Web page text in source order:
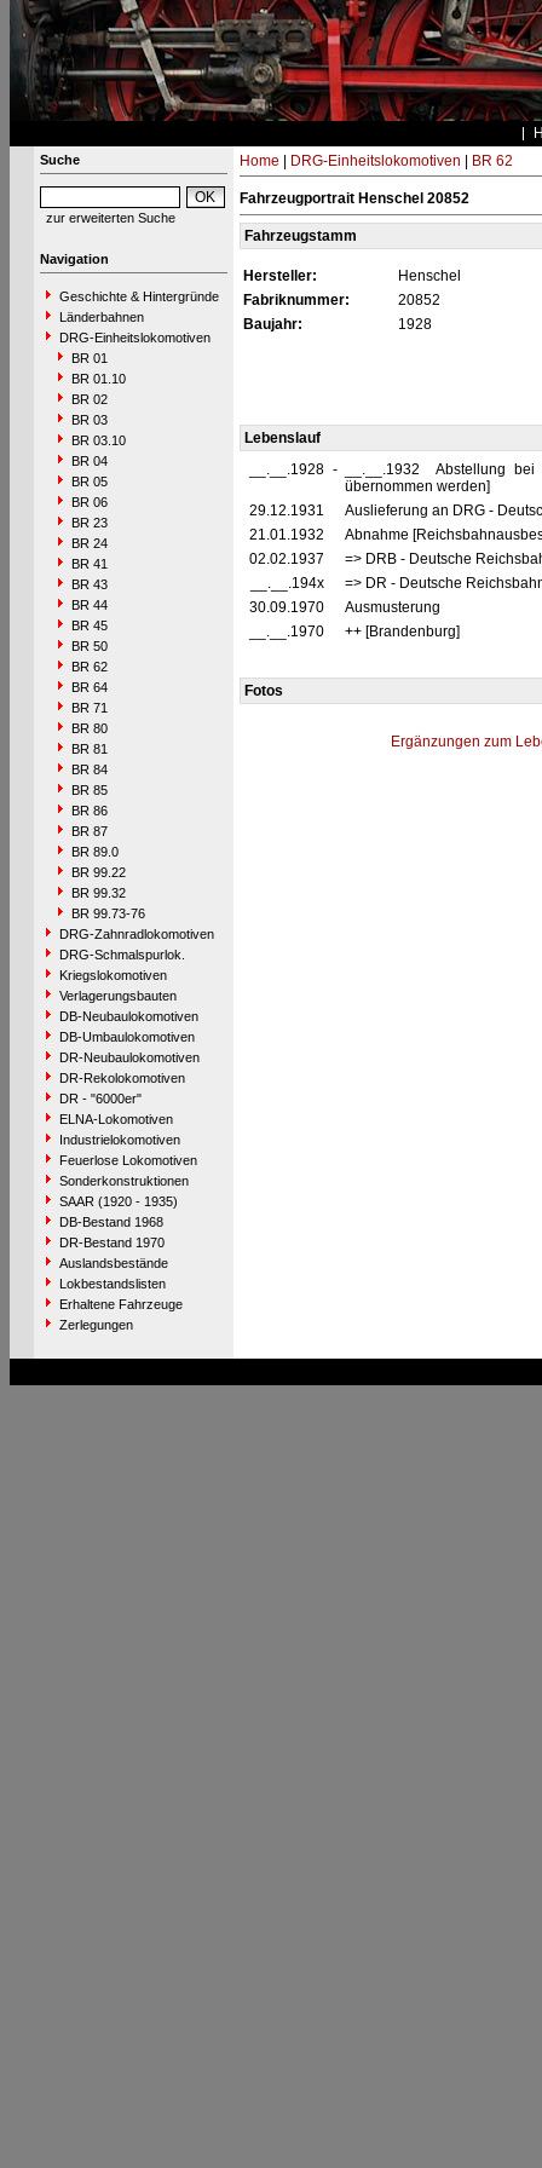
Suche
zur erweiterten Suche
Navigation
Geschichte & Hintergründe
Länderbahnen
DRG-Einheitslokomotiven
BR 01
BR 01.10
BR 02
BR 03
BR 03.10
BR 04
BR 05
BR 06
BR 23
BR 24
BR 41
BR 43
BR 44
BR 45
BR 50
BR 62
BR 64
BR 71
BR 80
BR 81
BR 84
BR 85
BR 86
BR 87
BR 89.0
BR 99.22
BR 99.32
BR 99.73-76
DRG-Zahnradlokomotiven
DRG-Schmalspurlok.
Kriegslokomotiven
Verlagerungsbauten
DB-Neubaulokomotiven
DB-Umbaulokomotiven
DR-Neubaulokomotiven
DR-Rekolokomotiven
DR - "6000er"
ELNA-Lokomotiven
Industrielokomotiven
Feuerlose Lokomotiven
Sonderkonstruktionen
SAAR (1920 - 1935)
DB-Bestand 1968
DR-Bestand 1970
Auslandsbestände
Lokbestandslisten
Erhaltene Fahrzeuge
Zerlegungen
Home DRG-Einheitslokomotiven BR 62
Fahrzeugportrait Henschel 20852
Fahrzeugstamm
Hersteller:
Henschel
Fabriknummer:
20852
Baujahr:
1928
Lebenslauf
__.__.1928 -
__.__.1932 Abstellung
übernommen werden]
29.12.1931
Auslieferung an DRG -
21.01.1932
Abnahme
02.02.1937
=> DRB - Deutsche
__.__.194x
=> DR - Deutsche
30.09.1970
Ausmusterung
__.__.1970
++ [Brandenburg]
Fotos
Ergänzungen zum